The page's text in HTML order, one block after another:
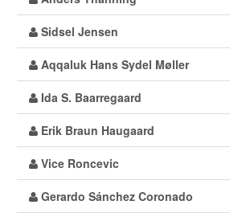
Sidsel Jensen
Aqqaluk Hans Sydel Møller
Ida S. Baarregaard
Erik Braun Haugaard
Vice Roncevic
Gerardo Sánchez Coronado